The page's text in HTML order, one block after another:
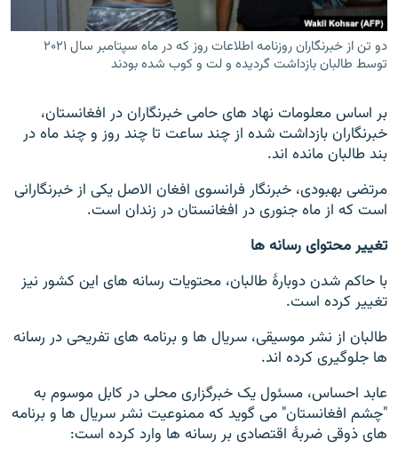
دو تن از خبرنگاران روزنامه اطلاعات روز که در ماه سپتامبر سال ۲۰۲۱
توسط طالبان بازداشت گردیده و لت و کوب شده بودند
بر اساس معلومات نهاد های حامی خبرنگاران در افغانستان،
خبرنگاران بازداشت شده از چند ساعت تا چند روز و چند ماه در
بند طالبان مانده اند.
مرتضی بهبودی، خبرنگار فرانسوی افغان الاصل یکی از خبرنگارانی
است که از ماه جنوری در افغانستان در زندان است.
تغییر محتوای رسانه ها
با حاکم شدن دوبارۀ طالبان، محتویات رسانه های این کشور نیز
تغییر کرده است.
طالبان از نشر موسیقی، سریال ها و برنامه های تفریحی در رسانه
ها جلوگیری کرده اند.
عابد احساس، مسئول یک خبرگزاری محلی در کابل موسوم به
"چشم افغانستان" می گوید که ممنوعیت نشر سریال ها و برنامه
های ذوقی ضربۀ اقتصادی بر رسانه ها وارد کرده است: